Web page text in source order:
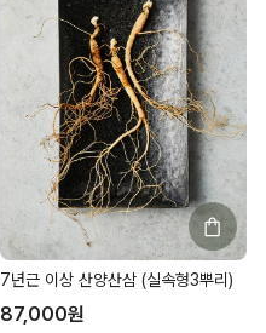
7년근 이상 산양산삼 (실속형3뿌리)
87,000원